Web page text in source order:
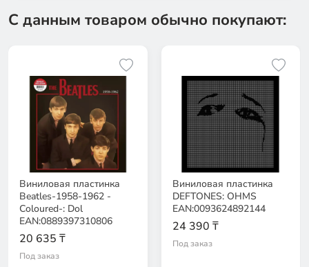
С данным товаром обычно покупают:
Виниловая пластинка
Beatles-1958-1962 -
Coloured-: Dol
EAN:0889397310806
20 635 ₸
Под заказ
Виниловая пластинка
DEFTONES: OHMS
EAN:0093624892144
24 390 ₸
Под заказ